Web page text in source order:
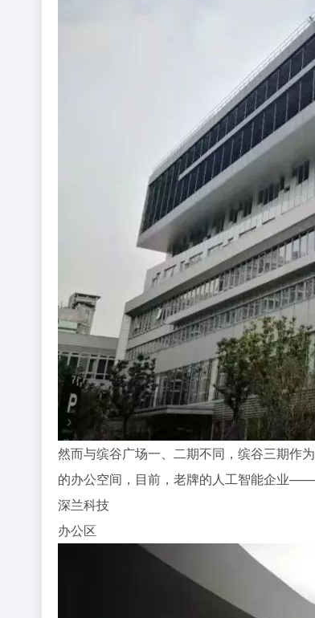
然而与缤谷广场一、二期不同，缤谷三期作
的办公空间，目前，老牌的人工智能企业——
深兰科技
办公区